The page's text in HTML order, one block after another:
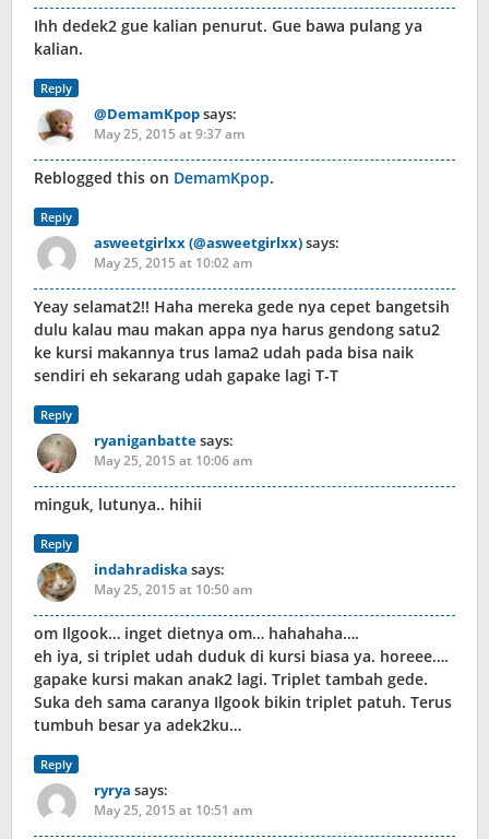
Ihh dedek2 gue kalian penurut. Gue bawa pulang ya
kalian.
Reply
@DemamKpopsays:
May 25, 2015 at 9:37 am
Reblogged this on DemamKpop.
Reply
asweetgirlxx (@asweetgirlxx)says:
May 25, 2015 at 10:02 am
Yeay selamat2!! Haha mereka gede nya cepet bangetsih
dulu kalau mau makan appa nya harus gendong satu2
ke kursi makannya trus lama2 udah pada bisa naik
sendiri eh sekarang udah gapake lagi T-T
Reply
ryaniganbattesays:
May 25, 2015 at 10:06 am
minguk, lutunya.. hihii
Reply
indahradiska says:
May 25, 2015 at 10:50 am
om Ilgook… inget dietnya om… hahahaha….
eh iya, si triplet udah duduk di kursi biasa ya. horeee….
gapake kursi makan anak2 lagi. Triplet tambah gede.
Suka deh sama caranya Ilgook bikin triplet patuh. Terus
tumbuh besar ya adek2ku…
Reply
ryrya says:
May 25, 2015 at 10:51 am